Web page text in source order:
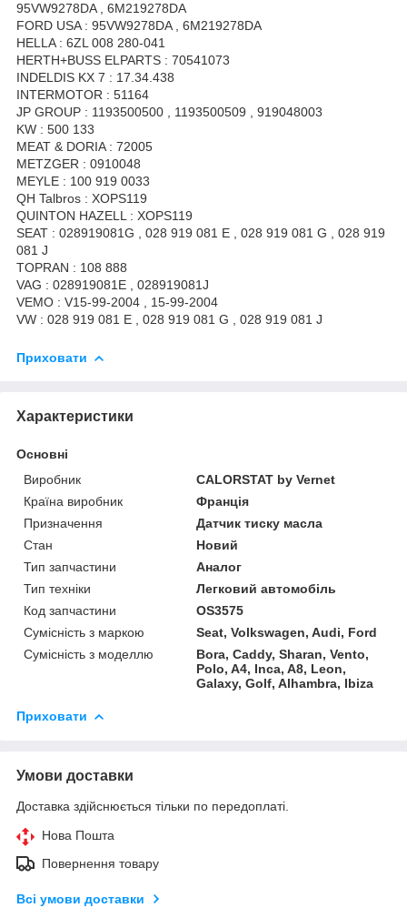
95VW9278DA , 6M219278DA
FORD USA : 95VW9278DA , 6M219278DA
HELLA : 6ZL 008 280-041
HERTH+BUSS ELPARTS : 70541073
INDELDIS KX 7 : 17.34.438
INTERMOTOR : 51164
JP GROUP : 1193500500 , 1193500509 , 919048003
KW : 500 133
MEAT & DORIA : 72005
METZGER : 0910048
MEYLE : 100 919 0033
QH Talbros : XOPS119
QUINTON HAZELL : XOPS119
SEAT : 028919081G , 028 919 081 E , 028 919 081 G , 028 919
081 J
TOPRAN : 108 888
VAG : 028919081E , 028919081J
VEMO : V15-99-2004 , 15-99-2004
VW : 028 919 081 E , 028 919 081 G , 028 919 081 J
Приховати
Характеристики
Основні
Виробник
CALORSTAT by Vernet
Країна виробник
Франція
Призначення
Датчик тиску масла
Стан
Новий
Тип запчастини
Аналог
Тип техніки
Легковий автомобіль
Код запчастини
OS3575
Сумісність з маркою
Seat, Volkswagen, Audi, Ford
Сумісність з моделлю
Bora, Caddy, Sharan, Vento,
Polo, A4, Inca, A8, Leon,
Galaxy, Golf, Alhambra, Ibiza
Приховати
Умови доставки
Доставка здійснюється тільки по передоплаті.
Нова Пошта
Повернення товару
Всі умови доставки